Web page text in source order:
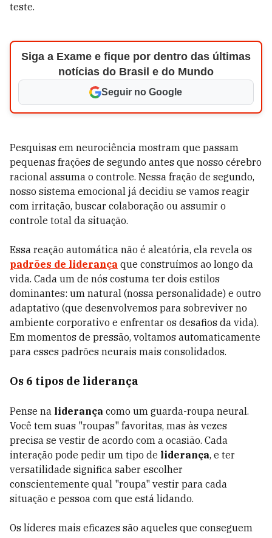
teste.
Siga a Exame e fique por dentro das últimas
notícias do Brasil e do Mundo
Seguir no Google
Pesquisas em neurociência mostram que passam
pequenas frações de segundo antes que nosso cérebro
racional assuma o controle. Nessa fração de segundo,
nosso sistema emocional já decidiu se vamos reagir
com irritação, buscar colaboração ou assumir o
controle total da situação.
Essa reação automática não é aleatória, ela revela os
padrões de liderança que construímos ao longo da
vida. Cada um de nós costuma ter dois estilos
dominantes: um natural (nossa personalidade) e outro
adaptativo (que desenvolvemos para sobreviver no
ambiente corporativo e enfrentar os desafios da vida).
Em momentos de pressão, voltamos automaticamente
para esses padrões neurais mais consolidados.
Os 6 tipos de liderança
Pense na liderança como um guarda-roupa neural.
Você tem suas "roupas" favoritas, mas às vezes
precisa se vestir de acordo com a ocasião. Cada
interação pode pedir um tipo de liderança, e ter
versatilidade significa saber escolher
conscientemente qual "roupa" vestir para cada
situação e pessoa com que está lidando.
Os líderes mais eficazes são aqueles que conseguem